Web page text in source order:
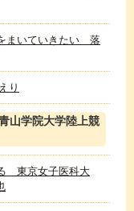
まいていきたい 落
り
山学院大学陸上競
東京女子医科大